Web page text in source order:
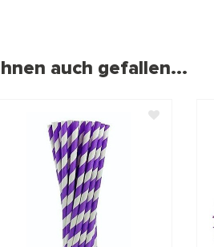
auch gefallen...